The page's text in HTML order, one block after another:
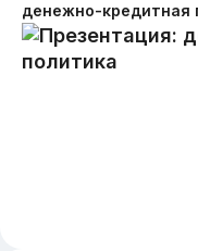
денежно-кредитная